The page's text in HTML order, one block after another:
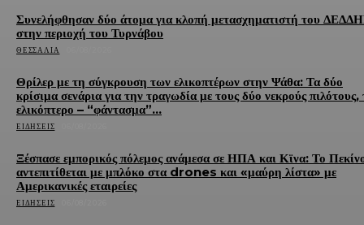
Συνελήφθησαν δύο άτομα για κλοπή μετασχηματιστή του
στην περιοχή του Τυρνάβου
ΘΕΣΣΑΛΊΑ
Θρίλερ με τη σύγκρουση των ελικοπτέρων στην Ψάθα: Τα δύο
κρίσιμα σενάρια για την τραγωδία με τους δύο νεκρούς πιλότους,
ελικόπτερο – “φάντασμα”...
ΕΙΔΉΣΕΙΣ
Ξέσπασε εμπορικός πόλεμος ανάμεσα σε ΗΠΑ και Κϊνα: Το
αντεπιτίθεται με μπλόκο στα drones και «μαύρη λίστα» με
Αμερικανικές εταιρείες
ΕΙΔΉΣΕΙΣ